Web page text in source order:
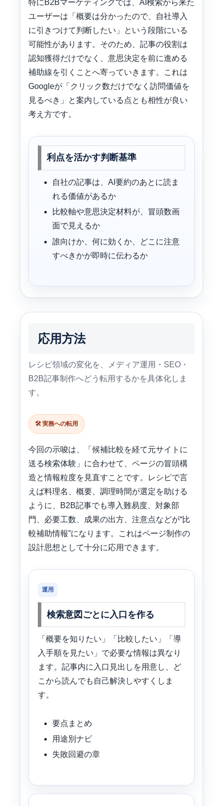
特にB2Bマーケティングでは、AI検索から来た
ユーザーは「概要は分かったので、自社導入
に引きつけて判断したい」という段階にいる
可能性があります。そのため、記事の役割は
認知獲得だけでなく、意思決定を前に進める
補助線を引くことへ寄っていきます。これは
Googleが「クリック数だけでなく訪問価値を
見るべき」と案内している点とも相性が良い
考え方です。
利点を活かす判断基準
自社の記事は、AI要約のあとに読ま
れる価値があるか
比較軸や意思決定材料が、冒頭数画
面で見えるか
誰向けか、何に効くか、どこに注意
すべきかが即時に伝わるか
応用方法
レシピ領域の変化を、メディア運用・SEO・
B2B記事制作へどう転用するかを具体化しま
す。
🛠️ 実務への転用
今回の示唆は、「候補比較を経て元サイトに
送る検索体験」に合わせて、ページの冒頭構
造と情報粒度を見直すことです。レシピで言
えば料理名、概要、調理時間が選定を助ける
ように、B2B記事でも導入難易度、対象部
門、必要工数、成果の出方、注意点などが“比
較補助情報”になります。これはページ制作の
設計思想として十分に応用できます。
運用
検索意図ごとに入口を作る
「概要を知りたい」「比較したい」「導
入手順を見たい」で必要な情報は異なり
ます。記事内に入口見出しを用意し、ど
こから読んでも自己解決しやすくしま
す。
要点まとめ
用途別ナビ
失敗回避の章